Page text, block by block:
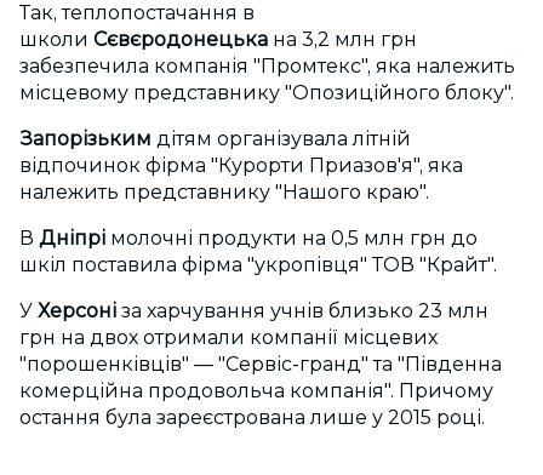
Так, теплопостачання в
школи Сєвєродонецька на 3,2 млн грн
забезпечила компанія "Промтекс", яка належить
місцевому представнику "Опозиційного блоку".
Запорізьким дітям організувала літній
відпочинок фірма "Курорти Приазов'я", яка
належить представнику "Нашого краю".
В Дніпрі молочні продукти на 0,5 млн грн до
шкіл поставила фірма "укропівця" ТОВ "Крайт".
У Херсоні за харчування учнів близько 23 млн
грн на двох отримали компанії місцевих
"порошенківців" — "Сервіс-гранд" та "Південна
комерційна продовольча компанія". Причому
остання була зареєстрована лише у 2015 році.